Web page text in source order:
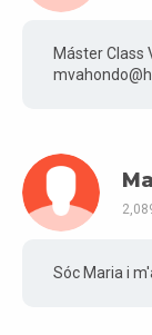
Máster Class
Sóc Maria i